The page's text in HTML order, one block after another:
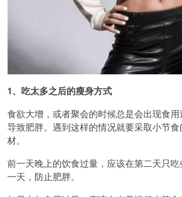
1、吃太多之后的瘦身方式
食欲大增，或者聚会的时候总是会出现食
导致肥胖。遇到这样的情况就要采取小节
材。
前一天晚上的饮食过量，应该在第二天只
一天，防止肥胖。